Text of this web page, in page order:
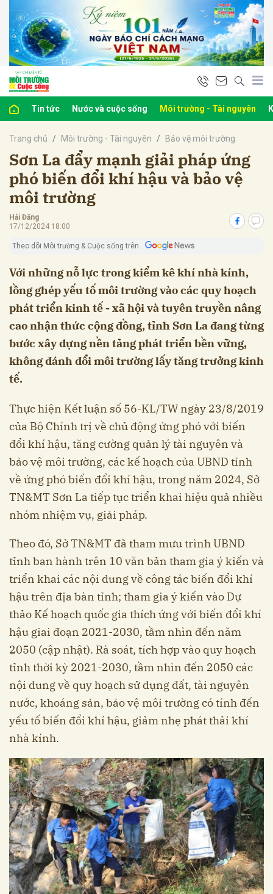
Tin tức Nước và cuộc sống Môi trường - Tài nguyên
Trang chủ Môi trường - Tài nguyên Bảo vệ môi trường
Sơn La đẩy mạnh giải pháp ứng
phó biến đổi khí hậu và bảo vệ
môi trường
Hải Đăng
17/12/2024 18:00
Theo dõi Môi trường & Cuộc sống trên
Với những nỗ lực trong kiểm kê khí nhà kính,
lồng ghép yếu tố môi trường vào các quy hoạch
phát triển kinh tế - xã hội và tuyên truyền nâng
cao nhận thức cộng đồng, tỉnh Sơn La đang từng
bước xây dựng nền tảng phát triển bền vững,
không đánh đổi môi trường lấy tăng trưởng kinh
tế.
Thực hiện Kết luận số 56-KL/TW ngày 23/8/2019
của Bộ Chính trị về chủ động ứng phó với biến
đổi khí hậu, tăng cường quản lý tài nguyên và
bảo vệ môi trường, các kế hoạch của UBND tỉnh
về ứng phó biến đổi khí hậu, trong năm 2024, Sở
TN&MT Sơn La tiếp tục triển khai hiệu quả nhiều
nhóm nhiệm vụ, giải pháp.
Theo đó, Sở TN&MT đã tham mưu trình UBND
tỉnh ban hành trên 10 văn bản tham gia ý kiến và
triển khai các nội dung về công tác biến đổi khí
hậu trên địa bàn tỉnh; tham gia ý kiến vào Dự
thảo Kế hoạch quốc gia thích ứng với biến đổi khí
hậu giai đoạn 2021-2030, tầm nhìn đến năm
2050 (cập nhật). Rà soát, tích hợp vào quy hoạch
tỉnh thời kỳ 2021-2030, tầm nhìn đến 2050 các
nội dung về quy hoạch sử dụng đất, tài nguyên
nước, khoáng sản, bảo vệ môi trường có tính đến
yếu tố biến đổi khí hậu, giảm nhẹ phát thải khí
nhà kính.
luận